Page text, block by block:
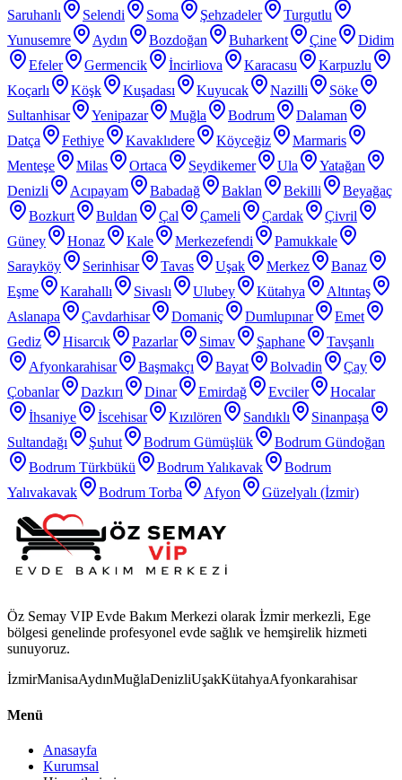
Saruhanlı
Selendi Soma Şehzadeler
Turgutlu
Yunusemre
Aydın Bozdoğan Buharkent Çine
Didim
Efeler
Germencik İncirliova Karacasu
Karpuzlu
Koçarlı
Köşk Kuşadası Kuyucak Nazilli
Söke
Sultanhisar
Yenipazar Muğla Bodrum
Dalaman
Datça
Fethiye Kavaklıdere Köyceğiz
Marmaris
Menteşe
Milas Ortaca Seydikemer Ula
Yatağan
Denizli
Acıpayam Babadağ Baklan Bekilli
Beyağaç
Bozkurt
Buldan Çal Çameli Çardak
Çivril
Güney
Honaz Kale Merkezefendi
Pamukkale
Sarayköy
Serinhisar Tavas Uşak Merkez
Banaz
Eşme
Karahallı Sivaslı Ulubey Kütahya
Altıntaş
Aslanapa
Çavdarhisar Domaniç Dumlupınar
Emet
Gediz
Hisarcık Pazarlar Simav Şaphane
Tavşanlı
Afyonkarahisar
Başmakçı Bayat Bolvadin
Çay
Çobanlar
Dazkırı Dinar Emirdağ Evciler
Hocalar
İhsaniye
İscehisar Kızılören Sandıklı
Sinanpaşa
Sultandağı
Şuhut Bodrum Gümüşlük
Bodrum Gündoğan
Bodrum Türkbükü
Bodrum Yalıkavak
Bodrum
Yalıvakavak
Bodrum Torba Afyon Güzelyalı (İzmir)
Öz Semay VIP Evde Bakım Merkezi olarak İzmir merkezli, Ege
bölgesi genelinde profesyonel evde sağlık ve hemşirelik hizmeti
sunuyoruz.
İzmirManisaAydınMuğlaDenizliUşakKütahyaAfyonkarahisar
Menü
Anasayfa
Kurumsal